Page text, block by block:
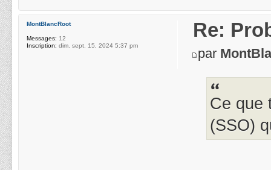
Re:
par
Ce que
(SSO)
MontBlancRoot
Messages: 12
Inscription: dim. sept. 15, 2024 5:37 pm